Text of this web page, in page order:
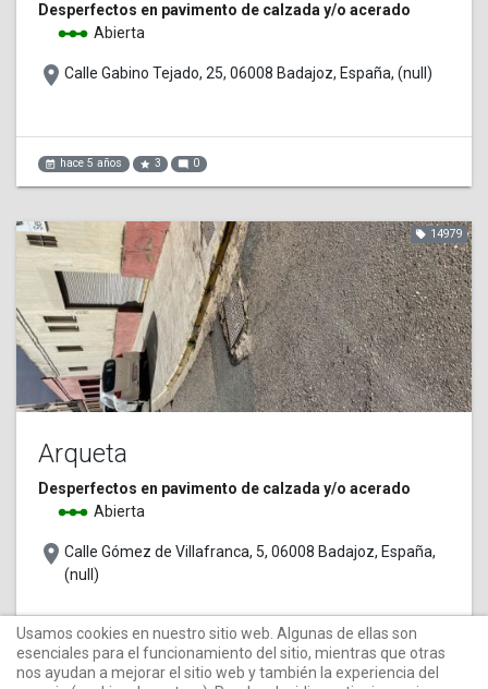
Desperfectos en pavimento de calzada y/o acerado
linear_scale Abierta
place Calle Gabino Tejado, 25, 06008 Badajoz, España, (null)
event_note hace 5 años star 3 mode_comment 0
Arqueta
Desperfectos en pavimento de calzada y/o acerado
linear_scale Abierta
place Calle Gómez de Villafranca, 5, 06008 Badajoz, España,
(null)
local_offer 14979
event_notehace 5 años star 3 mode_comment0
Usamos cookies en nuestro sitio web. Algunas de ellas son
esenciales para el funcionamiento del sitio, mientras que otras
nos ayudan a mejorar el sitio web y también la experiencia del